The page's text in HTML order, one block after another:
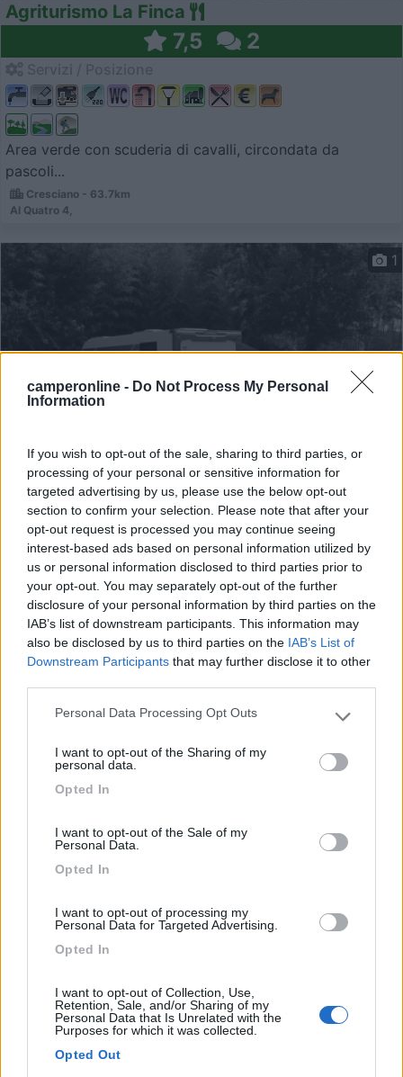
camperonline - Do Not Process My Personal
Information
If you wish to opt-out of the sale, sharing to third parties, or
processing of your personal or sensitive information for
targeted advertising by us, please use the below opt-out
section to confirm your selection. Please note that after your
opt-out request is processed you may continue seeing
interest-based ads based on personal information utilized by
us or personal information disclosed to third parties prior to
your opt-out. You may separately opt-out of the further
disclosure of your personal information by third parties on the
IAB’s list of downstream participants. This information may
also be disclosed by us to third parties on the IAB’s List of
Downstream Participants that may further disclose it to other
Please note that this website/app uses one or more Google
not limited to your visit or usage behaviour. You may click to
grant or deny consent to Google and its third-party tags to
use your data for below specified purposes in below Google
Personal Data Processing Opt Outs
I want to opt-out of the Sharing of my
personal data.
Opted In
I want to opt-out of the Sale of my
Personal Data.
Opted In
I want to opt-out of processing my
Personal Data for Targeted Advertising.
Opted In
I want to opt-out of Collection, Use,
Retention, Sale, and/or Sharing of my
Personal Data that Is Unrelated with the
Purposes for which it was collected.
Opted Out
Agriturismo La Finca
7,5 2
Area verde con scuderia di cavalli, circondata da
pascoli...
Cresciano - 63.7km
Al Quatro 4,
Area di sosta (AA)
1
AgriCampeggio area sosta Sass Cavalasc
9,2 17
Servizi / Posizione
A pochi metri dalle sponde del Lago Maggiore, area
Via Quassa, 27
Rocca dei Marchesi